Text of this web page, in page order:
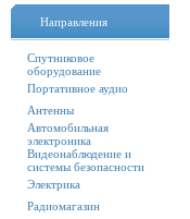
Направления
Спутниковое
оборудование
Портативное аудио
Антенны
Автомобильная
электроника
Видеонаблюдение и
системы безопасности
Электрика
Радиомагазин